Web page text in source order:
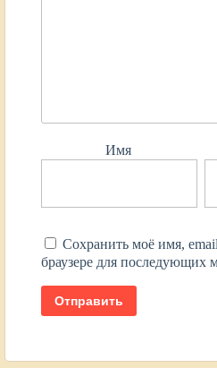
Имя
Сохранить моё имя,
браузере для последующих